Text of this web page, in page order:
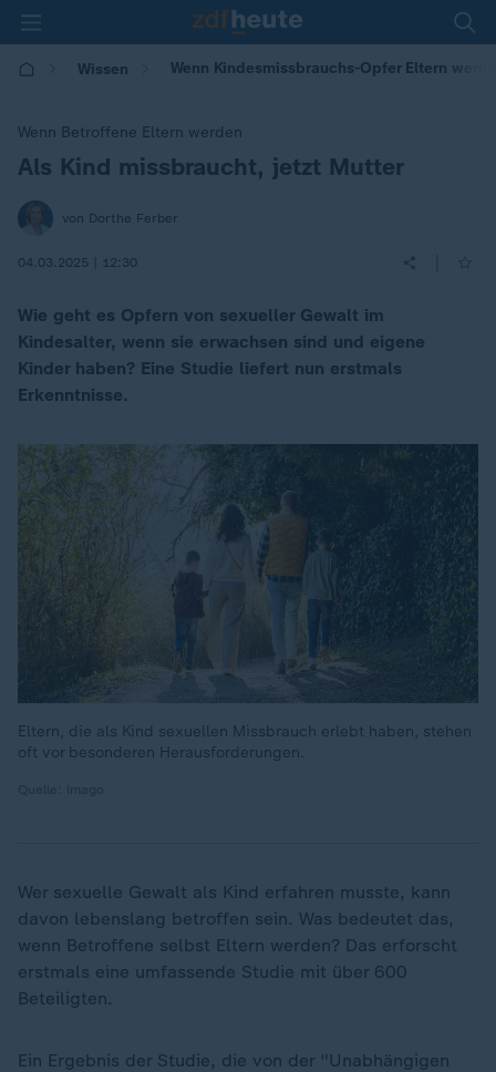
Wissen Wenn Kindesmissbrauchs-Opfer Eltern
Wenn Betroffene Eltern werden
:
Als Kind missbraucht, jetzt Mutter
von Dorthe Ferber
04.03.2025 | 12:30
Wie geht es Opfern von sexueller Gewalt im
Kindesalter, wenn sie erwachsen sind und eigene
Kinder haben? Eine Studie liefert nun erstmals
Erkenntnisse.
Eltern, die als Kind sexuellen Missbrauch erlebt haben, stehen
oft vor besonderen Herausforderungen.
Wer sexuelle Gewalt als Kind erfahren musste, kann
davon lebenslang betroffen sein. Was bedeutet das,
wenn Betroffene selbst Eltern werden? Das erforscht
erstmals eine umfassende Studie mit über 600
Beteiligten.
Ein Ergebnis der Studie, die von der "Unabhängigen